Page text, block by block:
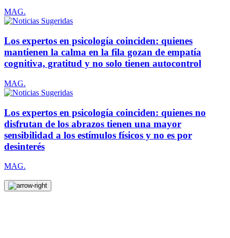
MAG.
Los expertos en psicología coinciden: quienes
mantienen la calma en la fila gozan de empatía
cognitiva, gratitud y no solo tienen autocontrol
MAG.
Los expertos en psicología coinciden: quienes no
disfrutan de los abrazos tienen una mayor
sensibilidad a los estímulos físicos y no es por
desinterés
MAG.